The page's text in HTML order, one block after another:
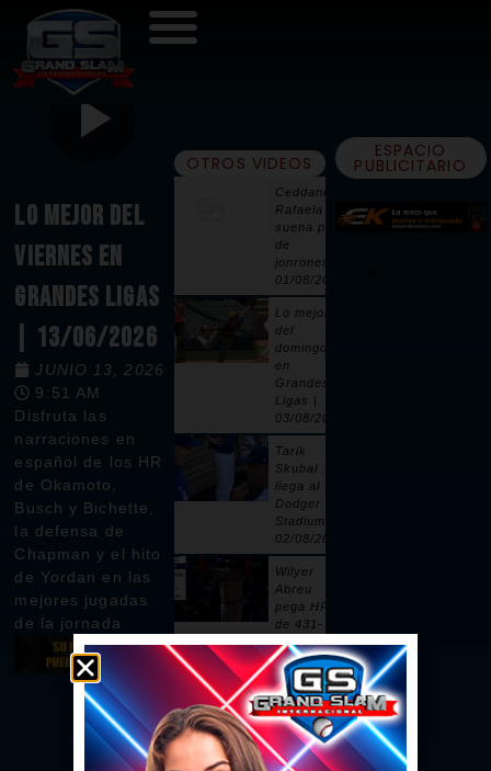
LO MEJOR DEL
VIERNES EN
GRANDES LIGAS
| 13/06/2026
JUNIO 13, 2026
9:51 AM
Disfruta las
narraciones en
español de los HR
de Okamoto,
Busch y Bichette,
la defensa de
Chapman y el hito
de Yordan en las
mejores jugadas
de la jornada
OTROS VIDEOS
Ceddanne
Rafaela
suena par
de
jonrones |
01/08/2026
Lo mejor
del
domingo
en
Grandes
Ligas |
03/08/2026
Tarik
Skubal
llega al
Dodger
Stadium |
02/08/2026
Wilyer
Abreu
pega HR
de 431-
02/08/2026
Pages
remolca
dos con
sencillo |
02/08/2026
ESPACIO
PUBLICITARIO